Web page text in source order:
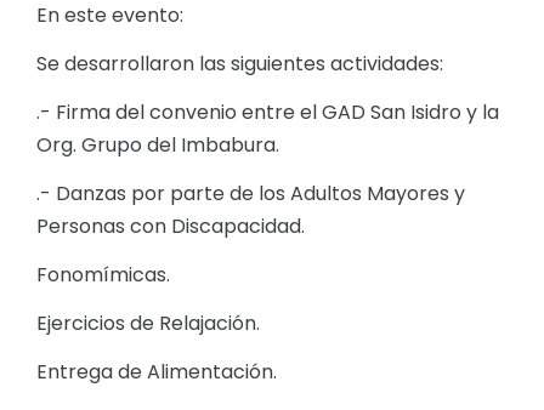
En este evento:
Se desarrollaron las siguientes actividades:
.- Firma del convenio entre el GAD San Isidro y la
Org. Grupo del Imbabura.
.- Danzas por parte de los Adultos Mayores y
Personas con Discapacidad.
Fonomímicas.
Ejercicios de Relajación.
Entrega de Alimentación.